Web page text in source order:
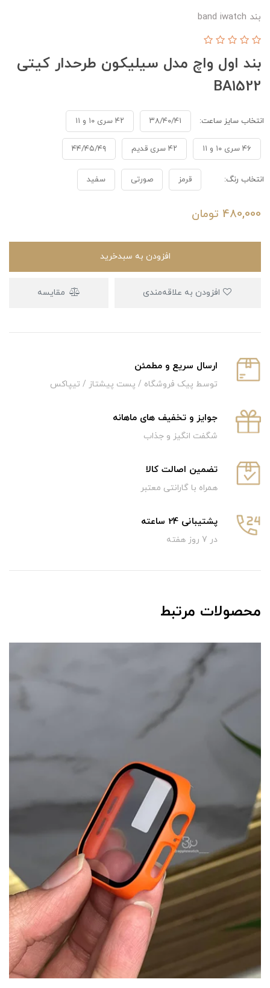
بند band iwatch
بند اول واچ مدل سیلیکون طرحدار کیتی
BA1522
انتخاب سایز ساعت: ۳۸/۴۰/۴۱ ۴۲ سری ۱۰ و ۱۱
۴۶ سری ۱۰ و ۱۱ ۴۲ سری قدیم ۴۴/۴۵/۴۹
انتخاب رنگ: قرمز صورتی سفید
480,000 تومان
افزودن به سبدخرید
مقایسه
ارسال سریع و‌ مطمئن
توسط پیک فروشگاه / پست پیشتاز / تیپاکس
جوایز و تخفیف های ماهانه
شگفت انگیز و جذاب
تضمین اصالت کالا
همراه با گارانتی معتبر
پشتیبانی 24 ساعته
در 7 روز هفته
محصولات مرتبط